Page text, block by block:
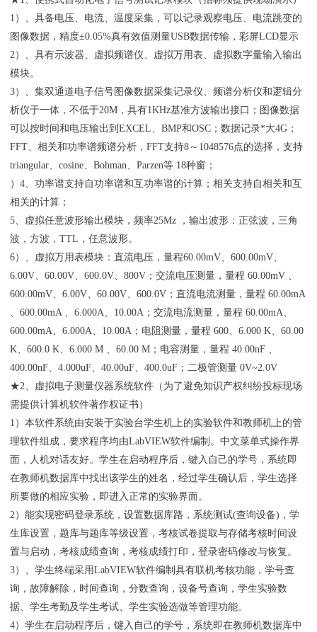
1）、具备电压、电流、温度采集，可以记录观察电压、电流跳变的
图像数据，精度±0.05%真有效值测量USB数据传输，彩屏LCD显示
2）、具有示波器、虚拟频谱仪、虚拟万用表、虚拟数字量输入输出
模块。
3）、集双通道电子信号图像数据采集记录仪、频谱分析仪和逻辑分
析仪于一体，不低于20M，具有1KHz基准方波输出接口；图像数据
可以按时间和电压输出到EXCEL、BMP和OSC；数据记录*大4G；
FFT、相关和功率谱频谱分析，FFT支持8～1048576点的选择，支持
triangular、cosine、Bohman、Parzen等 18种窗；
）4、功率谱支持自功率谱和互功率谱的计算；相关支持自相关和互
相关的计算；
5、虚拟任意波形输出模块，频率25Mz ，输出波形：正弦波，三角
波，方波，TTL，任意波形。
6）、虚拟万用表模块：直流电压，量程60.00mV、600.00mV、
6.00V、60.00V、600.0V、800V；交流电压测量，量程 60.00mV 、
600.00mV、6.00V、60.00V、600.0V；直流电流测量，量程 60.00mA
、600.00mA 、6.000A、10.00A；交流电流测量，量程 60.00mA、
600.00mA、6.000A、10.00A；电阻测量，量程 600、6.000 K、60.00
K、600.0 K、6.000 M 、60.00 M；电容测量，量程 40.00nF 、
400.00nF、4.000uF、40.00uF、400.0uF；二极管测量 0V~2.0V
★2、虚拟电子测量仪器系统软件（为了避免知识产权纠纷投标现场
需提供计算机软件著作权证书）
1）本软件系统由安装于实验台学生机上的实验软件和教师机上的管
理软件组成，要求程序均由LabVIEW软件编制。中文菜单式操作界
面，人机对话友好。学生在启动程序后，键入自己的学号，系统即
在教师机数据库中找出该学生的姓名，经过学生确认后，学生选择
所要做的相应实验，即进入正常的实验界面。
2）能实现密码登录系统，设置数据库路，系统测试(查询设备)，学
生库设置，题库与题库等级设置，考核试卷提取与存储考核时间设
置与启动，考核成绩查询，考核成绩打印，登录密码修改与恢复。
3）、学生终端采用LabVIEW软件编制具有联机考核功能，学号查
询，故障解除，时间查询，分数查询，设备号查询，学生实验数
据、学生考勤及学生考试、学生实验选做等管理功能。
4）学生在启动程序后，键入自己的学号，系统即在教师机数据库中